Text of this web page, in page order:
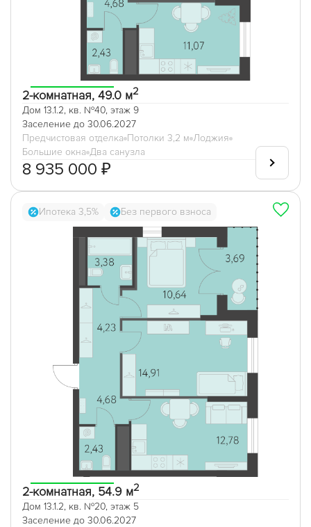
2-комнатная, 49.0 м2
Дом 13.1.2, кв. №40, этаж 9
Заселение до 30.06.2027
Предчистовая отделка Потолки 3,2 м Лоджия
Большие окна Два санузла
8 935 000 ₽
Ипотека 3,5% Без первого взноса
2-комнатная, 54.9 м2
Дом 13.1.2, кв. №20, этаж 5
Заселение до 30.06.2027